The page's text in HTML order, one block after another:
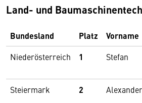
Land- und
Bundesland Platz Vorname
Niederösterreich 1 Stefan
Steiermark
2 Alexander